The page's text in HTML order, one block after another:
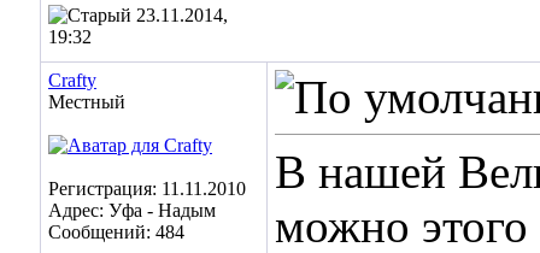
23.11.2014,
19:32
Crafty
Местный
Регистрация: 11.11.2010
Адрес: Уфа - Надым
Сообщений: 484
В нашей
можно этого